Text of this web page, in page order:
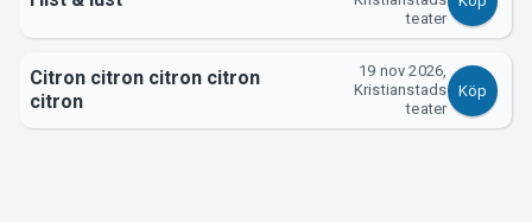
teater
Citron citron citron citron
citron
19 nov 2026,
Kristianstads
teater
Köp